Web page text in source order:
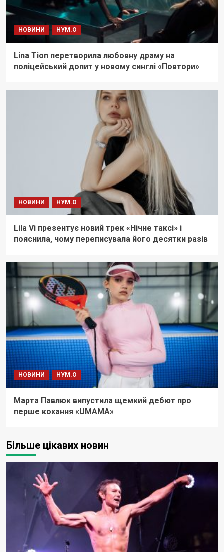
НОВИНИ НУМ.О
Lina Tion перетворила любовну драму на
поліцейський допит у новому синглі «Повтори»
НОВИНИ НУМ.О
Lila Vi презентує новий трек «Нічне таксі» і
пояснила, чому переписувала його десятки разів
НОВИНИ НУМ.О
Марта Павлюк випустила щемкий дебют про
перше кохання «UМАМА»
Більше цікавих новин